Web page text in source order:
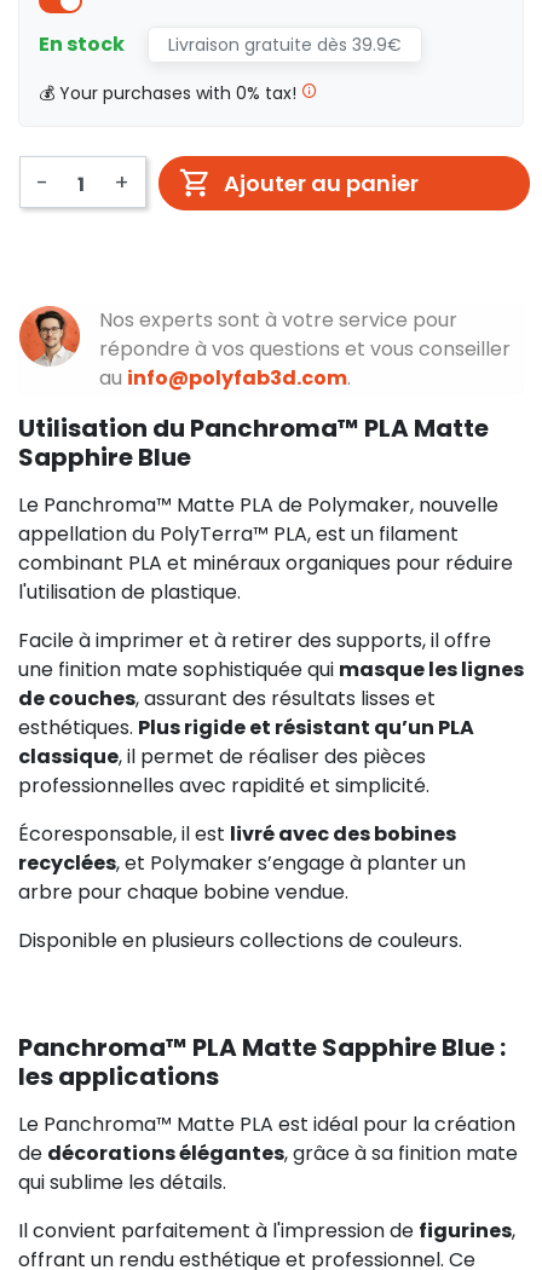
En stock
Livraison gratuite dès 39.9€
💰 Your purchases with 0% tax!
- + Ajouter au panier
Nos experts sont à votre service pour
répondre à vos questions et vous conseiller
au info@polyfab3d.com.
Utilisation du Panchroma™ PLA Matte
Sapphire Blue
Le Panchroma™ Matte PLA de Polymaker, nouvelle
appellation du PolyTerra™ PLA, est un filament
combinant PLA et minéraux organiques pour réduire
l'utilisation de plastique.
Facile à imprimer et à retirer des supports, il offre
une finition mate sophistiquée qui masque les lignes
de couches, assurant des résultats lisses et
esthétiques. Plus rigide et résistant qu’un PLA
classique, il permet de réaliser des pièces
professionnelles avec rapidité et simplicité.
Écoresponsable, il est livré avec des bobines
recyclées, et Polymaker s’engage à planter un
arbre pour chaque bobine vendue.
Disponible en plusieurs collections de couleurs.
Panchroma™ PLA Matte Sapphire Blue :
les applications
Le Panchroma™ Matte PLA est idéal pour la création
de décorations élégantes, grâce à sa finition mate
qui sublime les détails.
Il convient parfaitement à l'impression de figurines,
offrant un rendu esthétique et professionnel. Ce